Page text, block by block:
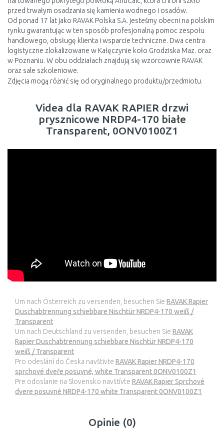
przed trwałym osadzania się kamienia wodnego i osadów.
Od ponad 17 lat jako RAVAK Polska S.A. jesteśmy obecni na polskim
rynku gwarantując w ten sposób profesjonalną pomoc zespołu
handlowego, obsługę klienta i wsparcie techniczne. Dwa centra
logistyczne zlokalizowane w Kałęczynie koło Grodziska Maz. oraz
w Poznaniu. W obu oddziałach znajdują się wzorcownie RAVAK
oraz sale szkoleniowe.
Zdjęcia mogą różnić się od oryginalnego produktu/przedmiotu.
Videa dla RAVAK RAPIER drzwi
prysznicowe NRDP4-170 białe
Transparent, 0ONV0100Z1
Um nach Österreich zu versenden, besuchen Sie RAVAK Rapier
Duschabtrennung schiebbare Nischtür NRDP4-170 weiß /
Transparent
Um nach Deutschland zu versenden, besuchen Sie RAVAK
Rapier Duschabtrennung schiebbare Nischtür NRDP4-170
weiß / Transparent
Pro odeslání do Česka navštivte RAVAK Rapier NRDP4-170
sprchové dveře posuvné, white Transparent 0ONV0100Z1
Pre odoslanie na Slovensko navštívte RAVAK Rapier Sprchové
dvere posuvné NRDP4-170 white Transparent 0ONV0100Z1
Opinie (0)